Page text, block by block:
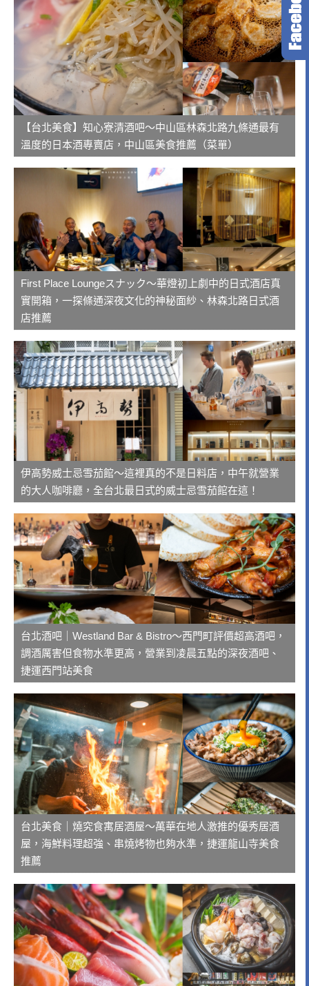
【台北美食】知心寮清酒吧～中山區林森北路九條通最有
溫度的日本酒專賣店，中山區美食推薦（菜單）
First Place Loungeスナック～華燈初上劇中的日式酒店真
實開箱，一探條通深夜文化的神秘面紗、林森北路日式酒
店推薦
伊高勢威士忌雪茄館～這裡真的不是日料店，中午就營業
的大人咖啡廳，全台北最日式的威士忌雪茄館在這！
台北酒吧｜Westland Bar & Bistro～西門町評價超高酒吧，
調酒厲害但食物水準更高，營業到凌晨五點的深夜酒吧、
捷運西門站美食
台北美食｜燒究食寓居酒屋～萬華在地人激推的優秀居酒
屋，海鮮料理超強、串燒烤物也夠水準，捷運龍山寺美食
推薦